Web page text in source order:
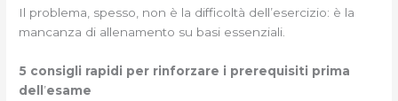
Il problema, spesso, non è la difficoltà dell’esercizio: è la
mancanza di allenamento su basi essenziali.
5 consigli rapidi per rinforzare i prerequisiti prima
dell ’esame